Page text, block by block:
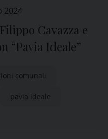
2024
Cavazza e
“Pavia Ideale”
comunali
pavia ideale